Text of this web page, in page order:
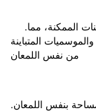
.يسمح نظام البيوديف بمجموعة واسعة من التكوينات الممكنة، مما
المتباينة
من نفس اللمعان
.بنفس اللمعان